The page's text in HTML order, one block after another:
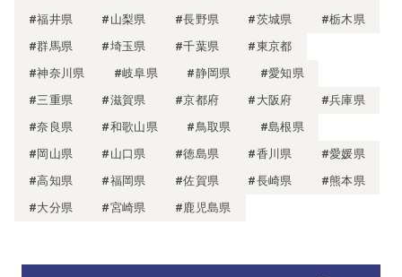
#福井県
#山梨県 #長野県 #茨城県
#栃木県
#群馬県
#埼玉県 #千葉県
#東京都
#神奈川県
#岐阜県 #静岡県
#愛知県
#三重県
#滋賀県 #京都府 #大阪府
#兵庫県
#奈良県
#和歌山県 #鳥取県
#島根県
#岡山県
#山口県 #徳島県 #香川県
#愛媛県
#高知県
#福岡県 #佐賀県 #長崎県
#熊本県
#大分県
#宮崎県 #鹿児島県